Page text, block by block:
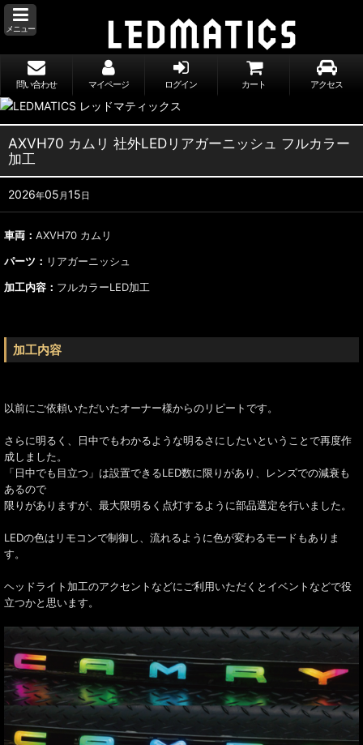
メニュー
問い合わせ マイページ ログイン カート アクセス
AXVH70 カムリ 社外LEDリアガーニッシュ フルカラー
加工
2026年05 月15日
車両： AXVH70 カムリ
パーツ： リアガーニッシュ
加工内容： フルカラーLED加工
加工内容
以前にご依頼いただいたオーナー様からのリピートです。
さらに明るく、日中でもわかるような明るさにしたいということで再度作
成しました。
「日中でも目立つ」は設置できるLED数に限りがあり、レンズでの減衰も
あるので
限りがありますが、最大限明るく点灯するように部品選定を行いました。
LEDの色はリモコンで制御し、流れるように色が変わるモードもありま
す。
ヘッドライト加工のアクセントなどにご利用いただくとイベントなどで役
立つかと思います。